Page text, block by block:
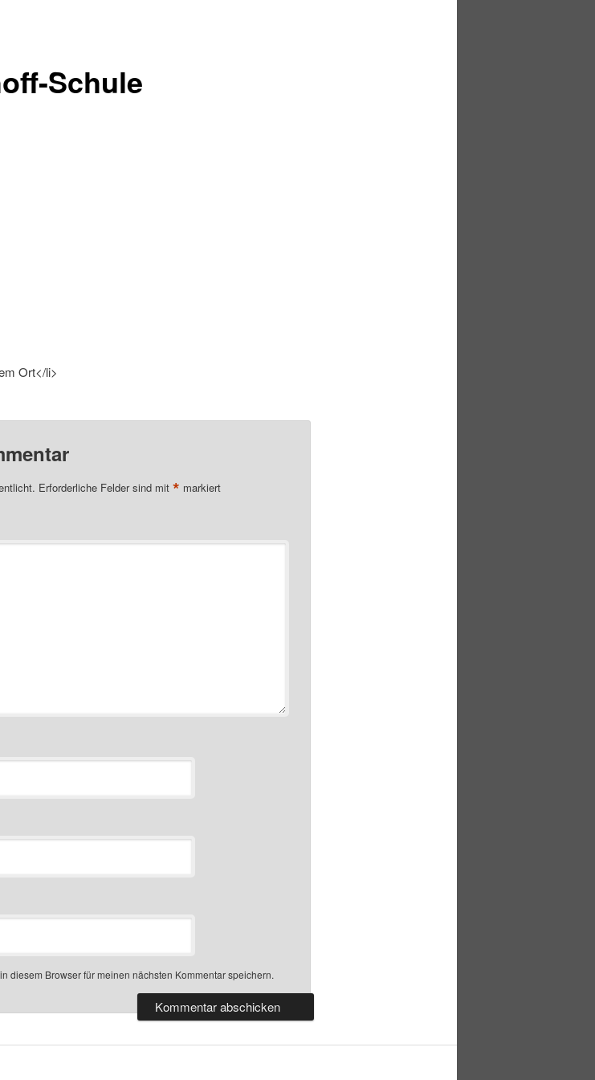
Schule
Ort</li>
Erforderliche Felder sind mit * markiert
diesem Browser für meinen nächsten Kommentar speichern.